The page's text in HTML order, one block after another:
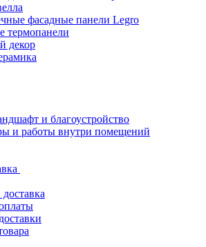
фасадные панели Legro
термопанели
декор
и благоустройство
и работы внутри помещений